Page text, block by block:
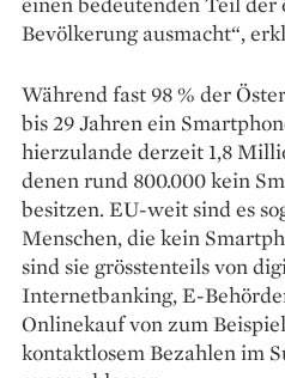
Bevölkerung ausmacht“,
Während fast 98 % der
bis 29 Jahren ein
hierzulande derzeit 1,8
denen rund 800.000 kein
besitzen. EU-weit sind es
Menschen, die kein
sind sie grösstenteils von
Internetbanking, E-
Onlinekauf von zum
kontaktlosem Bezahlen im